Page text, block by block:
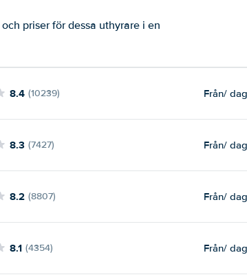
priser för dessa uthyrare i en
8.4 (10239) Från/ dag
8.3 (7427) Från/ dag
8.2 (8807) Från/ dag
8.1 (4354) Från/ dag